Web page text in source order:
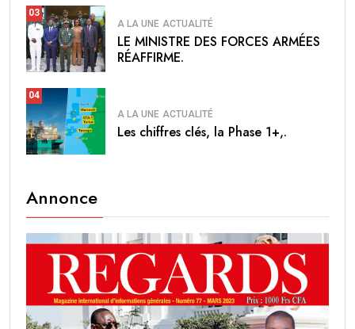
03
A LA UNE ACTUALITÉ
LE MINISTRE DES FORCES ARMÉES
RÉAFFIRME.
04
A LA UNE ACTUALITÉ
Les chiffres clés, la Phase 1+,.
Annonce